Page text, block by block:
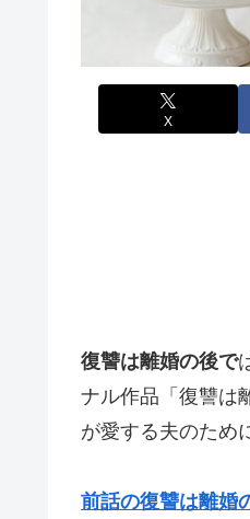
X
復讐は離婚の後で
ナル作品「復讐は
が愛する夫のため
前話の復讐は離婚